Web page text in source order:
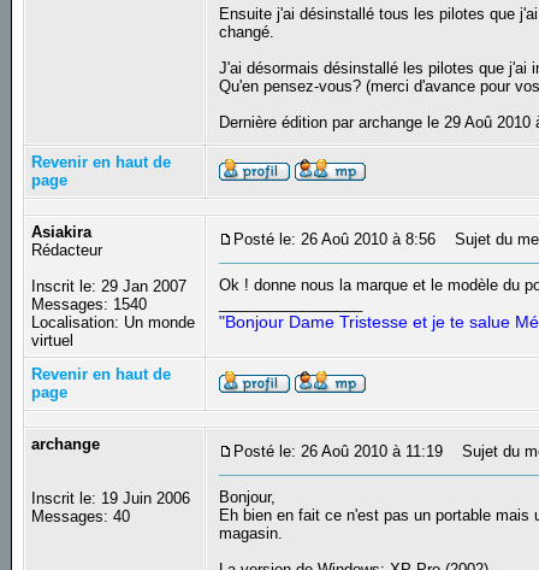
Ensuite j'ai désinstallé tous les pilotes que
changé.
J'ai désormais désinstallé les pilotes que j'ai
Qu'en pensez-vous? (merci d'avance pour
Dernière édition par archange le 29 Aoû
Revenir en haut de
page
Asiakira
Rédacteur
Inscrit le: 29 Jan 2007
Messages: 1540
Localisation: Un monde
virtuel
Posté le: 26 Aoû 2010 à 8:56 Sujet du
Ok ! donne nous la marque et le modèle du
"Bonjour Dame Tristesse et je te salue
Revenir en haut de
page
archange
Inscrit le: 19 Juin 2006
Messages: 40
Posté le: 26 Aoû 2010 à 11:19 Sujet du
Bonjour,
Eh bien en fait ce n'est pas un portable
magasin.